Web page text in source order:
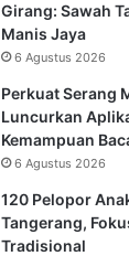
Girang: Sawah
Manis Jaya
6 Agustus 2026
Perkuat Serang
Luncurkan
Kemampuan
6 Agustus 2026
120 Pelopor
Tangerang,
Tradisional